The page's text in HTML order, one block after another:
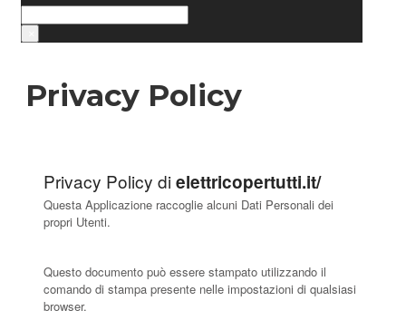
Privacy Policy
Privacy Policy di elettricopertutti.it/
Questa Applicazione raccoglie alcuni Dati Personali dei
propri Utenti.
Questo documento può essere stampato utilizzando il
comando di stampa presente nelle impostazioni di qualsiasi
browser.